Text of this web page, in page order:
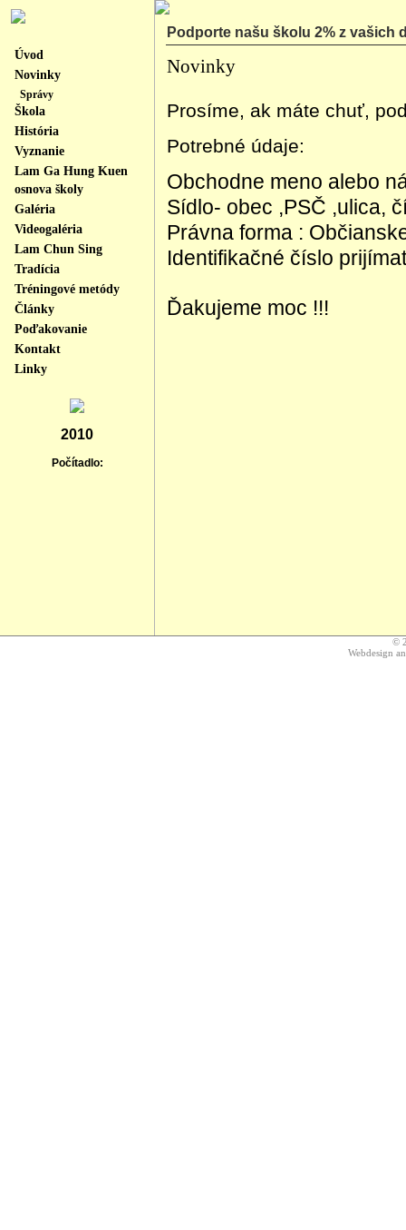
Úvod
Novinky
Správy
Škola
História
Vyznanie
Lam Ga Hung Kuen
osnova školy
Galéria
Videogaléria
Lam Chun Sing
Tradícia
Tréningové metódy
Články
Poďakovanie
Kontakt
Linky
2010
Počítadlo:
Podporte našu školu 2% z vašich
Novinky
Prosíme, ak máte chuť,
Potrebné údaje:
Obchodne meno alebo
Sídlo- obec ,PSČ ,ulica,
Právna forma :
Identifikačné číslo
Ďakujeme moc !!!
©
Webdesign